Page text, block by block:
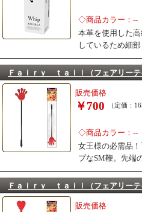
◇商品カラー：--
本革を使用した
しているため細
Ｆａｉｒｙ ｔａｉｌ（フェアリー
販売価格
￥700 （定価：
◇商品カラー：--
女王様の必需品
プなSM鞭。先端
Ｆａｉｒｙ ｔａｉｌ（フェアリー
販売価格